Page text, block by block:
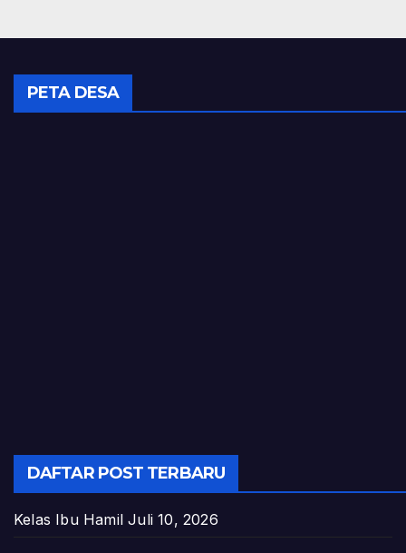
PETA DESA
DAFTAR POST TERBARU
Kelas Ibu Hamil Juli 10, 2026